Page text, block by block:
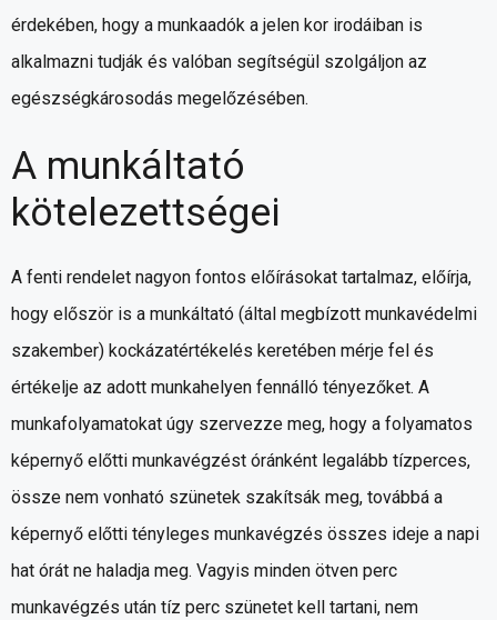
érdekében, hogy a munkaadók a jelen kor irodáiban is
alkalmazni tudják és valóban segítségül szolgáljon az
egészségkárosodás megelőzésében.
A munkáltató
kötelezettségei
A fenti rendelet nagyon fontos előírásokat tartalmaz, előírja,
hogy először is a munkáltató (által megbízott munkavédelmi
szakember) kockázatértékelés keretében mérje fel és
értékelje az adott munkahelyen fennálló tényezőket. A
munkafolyamatokat úgy szervezze meg, hogy a folyamatos
képernyő előtti munkavégzést óránként legalább tízperces,
össze nem vonható szünetek szakítsák meg, továbbá a
képernyő előtti tényleges munkavégzés összes ideje a napi
hat órát ne haladja meg. Vagyis minden ötven perc
munkavégzés után tíz perc szünetet kell tartani, nem